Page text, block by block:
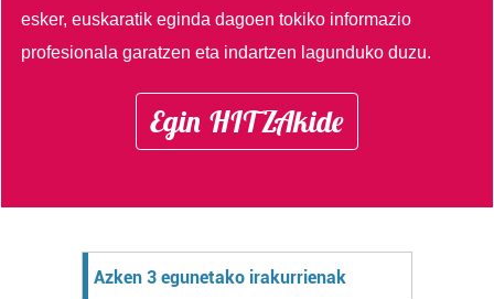
esker, euskaratik eginda dagoen tokiko informazio
profesionala garatzen eta indartzen lagunduko duzu.
Egin HITZAkide
Azken 3 egunetako irakurrienak